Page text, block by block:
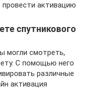
провести активацию
спутникового
могли смотреть,
С помощью него
различные
активация